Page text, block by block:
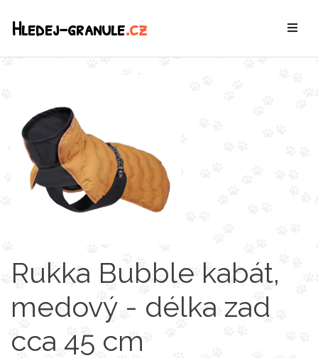
Hledej-granule.cz
Rukka Bubble kabát,
medový - délka zad
cca 45 cm